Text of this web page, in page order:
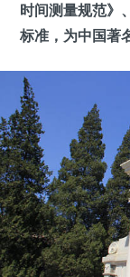
时间测量规范》
标准，为中国著